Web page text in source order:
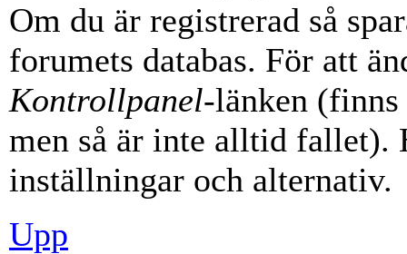
Om du är registrerad så
forumets databas. För att
Kontrollpanel-länken
men så är inte alltid fallet).
inställningar och alternativ.
Upp